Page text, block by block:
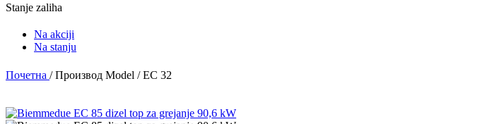
Stanje zaliha
Na akciji
Na stanju
Почетна / Производ Model / EC 32